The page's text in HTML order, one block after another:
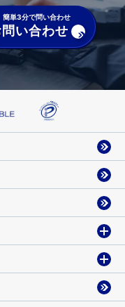
簡単3分で問い合わせ
問い合わせ